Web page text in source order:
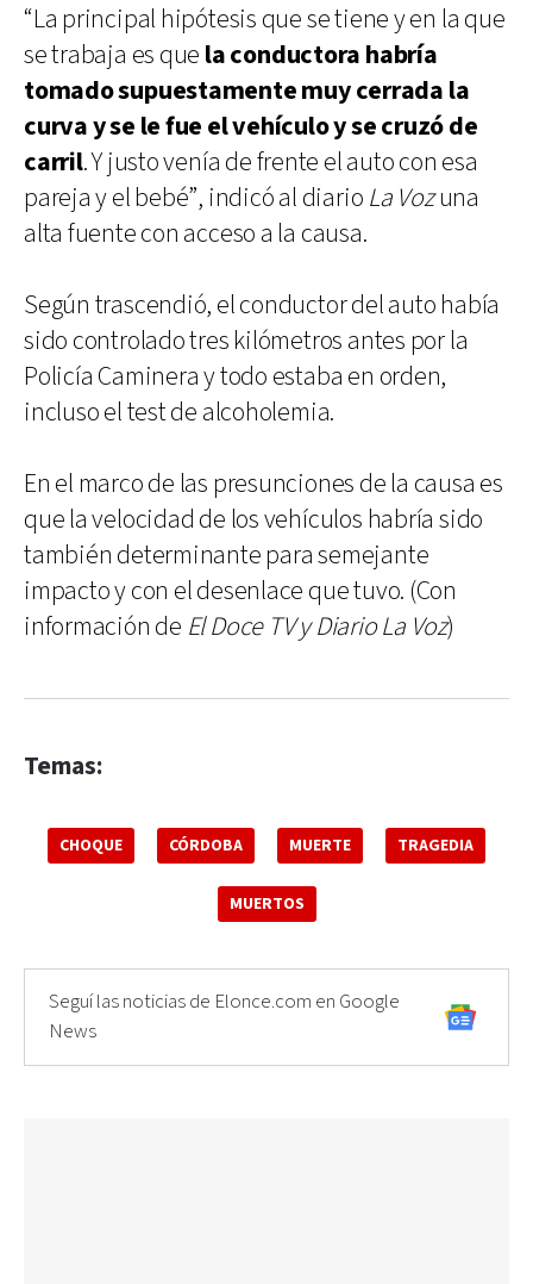
“La principal hipótesis que se tiene y en la que
se trabaja es que la conductora habría
tomado supuestamente muy cerrada la
curva y se le fue el vehículo y se cruzó de
carril. Y justo venía de frente el auto con esa
pareja y el bebé”, indicó al diario La Vozuna
alta fuente con acceso a la causa.
Según trascendió, el conductor del auto había
sido controlado tres kilómetros antes por la
Policía Caminera y todo estaba en orden,
incluso el test de alcoholemia.
En el marco de las presunciones de la causa es
que la velocidad de los vehículos habría sido
también determinante para semejante
impacto y con el desenlace que tuvo. (Con
información de El Doce TV y Diario La Voz)
Temas:
CHOQUE CÓRDOBA MUERTE TRAGEDIA
MUERTOS
Seguí las noticias de Elonce.com en Google
News